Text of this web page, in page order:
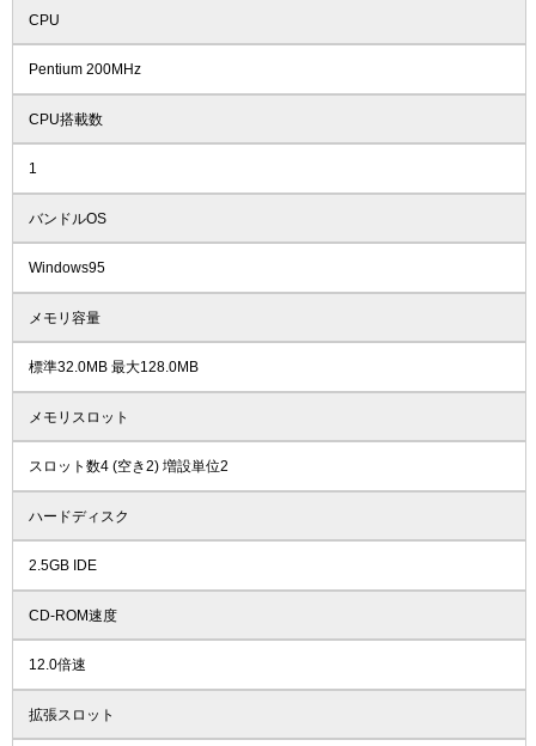
CPU
Pentium 200MHz
CPU搭載数
1
バンドルOS
Windows95
メモリ容量
標準32.0MB 最大128.0MB
メモリスロット
スロット数4 (空き2) 増設単位2
ハードディスク
2.5GB IDE
CD-ROM速度
12.0倍速
拡張スロット